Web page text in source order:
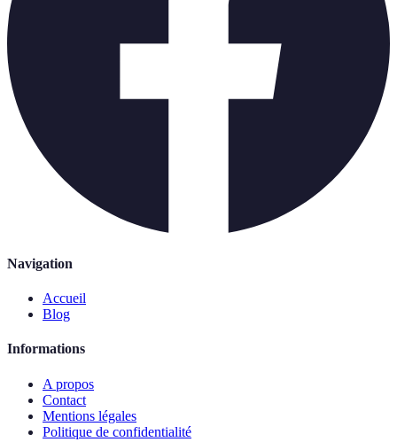
Navigation
Accueil
Blog
Informations
A propos
Contact
Mentions légales
Politique de confidentialité